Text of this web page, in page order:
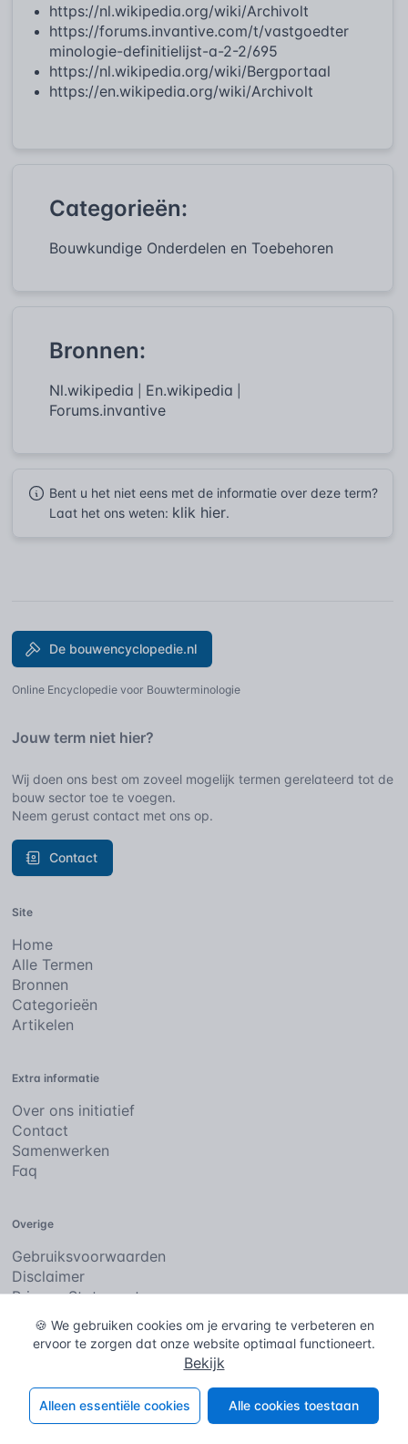
https://nl.wikipedia.org/wiki/Archivolt
https://forums.invantive.com/t/vastgoedter
minologie-definitielijst-a-2-2/695
https://nl.wikipedia.org/wiki/Bergportaal
https://en.wikipedia.org/wiki/Archivolt
Categorieën:
Bouwkundige Onderdelen en Toebehoren
Bronnen:
Nl.wikipedia En.wikipedia
Forums.invantive
Bent u het niet eens met de informatie over deze term?
Laat het ons weten: klik hier.
De bouwencyclopedie.nl
Online Encyclopedie voor Bouwterminologie
Jouw term niet hier?
Wij doen ons best om zoveel mogelijk termen gerelateerd tot de
bouw sector toe te voegen.
Neem gerust contact met ons op.
Contact
Site
Home
Alle Termen
Bronnen
Categorieën
Artikelen
Extra informatie
Over ons initiatief
Contact
Samenwerken
Faq
Overige
Gebruiksvoorwaarden
Disclaimer
Privacy Statement
Cookies
Copyright © 2026De bouwencyclopedie. Alle rechten
voorbehouden.
🍪 We gebruiken cookies om je ervaring te verbeteren en
ervoor te zorgen dat onze website optimaal functioneert.
Bekijk
Alleen essentiële cookies Alle cookies toestaan